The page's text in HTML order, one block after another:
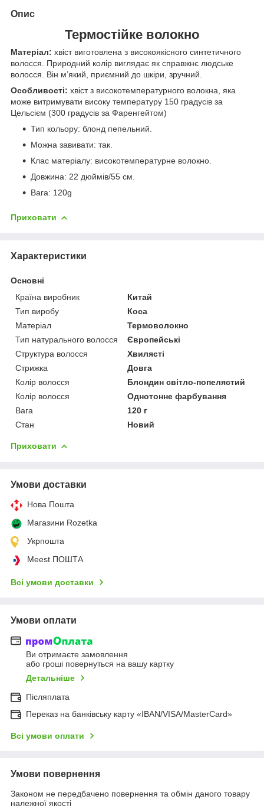
Опис
Термостійке волокно
Матеріал: хвіст виготовлена з високоякісного синтетичного
волосся. Природний колір виглядає як справжнє людське
волосся. Він м’який, приємний до шкіри, зручний.
Особливості: хвіст з високотемпературного волокна, яка
може витримувати високу температуру 150 градусів за
Цельсієм (300 градусів за Фаренгейтом)
Тип кольору: блонд пепельний.
Можна завивати: так.
Клас матеріалу: високотемпературне волокно.
Довжина: 22 дюймів/55 см.
Вага: 120g
Приховати
Характеристики
Основні
Країна виробник
Китай
Тип виробу
Коса
Матеріал
Термоволокно
Тип натурального волосся
Європейські
Структура волосся
Хвилясті
Стрижка
Довга
Колір волосся
Блондин світло-попелястий
Колір волосся
Однотонне фарбування
Вага
120 г
Стан
Новий
Приховати
Умови доставки
Нова Пошта
Магазини Rozetka
Укрпошта
Meest ПОШТА
Всі умови доставки
Умови оплати
Ви отримаєте замовлення
або гроші повернуться на вашу картку
Детальніше
Післяплата
Переказ на банківську карту «IBAN/VISA/MasterCard»
Всі умови оплати
Умови повернення
Законом не передбачено повернення та обмін даного товару
належної якості